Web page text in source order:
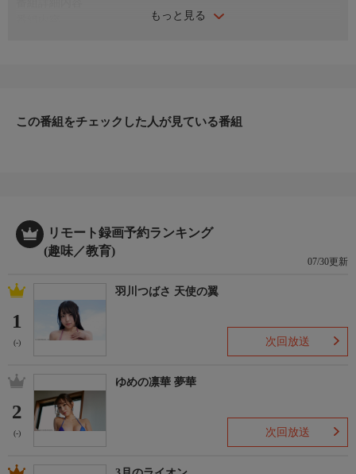
もっと見る
解説：馬場裕一
この番組をチェックした人が見ている番組
リモート録画予約ランキング
(趣味／教育)
07/30更新
1
(-)
羽川つばさ 天使の翼
次回放送
2
(-)
ゆめの凛華 夢華
次回放送